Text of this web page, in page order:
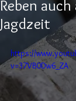
Reben
Jagdzeit
https://
v=37VB0Dw6_ZA